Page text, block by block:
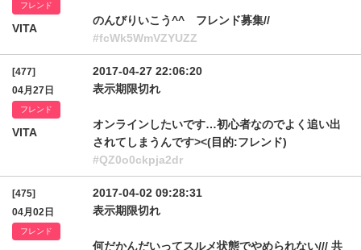
フレンド
VITA
のんびりいこう^^ フレンド募集//
#fcWk5WmVZYUZZ
[477]
04月27日
フレンド
VITA
2017-04-27 22:06:20
表示期限切れ
オンラインしたいです…初心者なのでよく追い出
されてしまうんです><(目的:フレンド)
#QZ0o0ckpja2dr
[475]
04月02日
フレンド
2017-04-02 09:28:31
表示期限切れ
何だかんだいってスルメ状態でやめられない/// 共